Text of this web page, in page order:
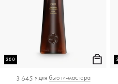
200
3 645 ₽ для бьюти-мастера